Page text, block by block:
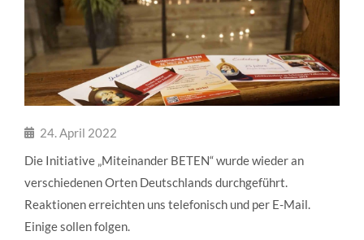
24. April 2022
Die Initiative „Miteinander BETEN“ wurde wieder an
verschiedenen Orten Deutschlands durchgeführt.
Reaktionen erreichten uns telefonisch und per E-Mail.
Einige sollen folgen.